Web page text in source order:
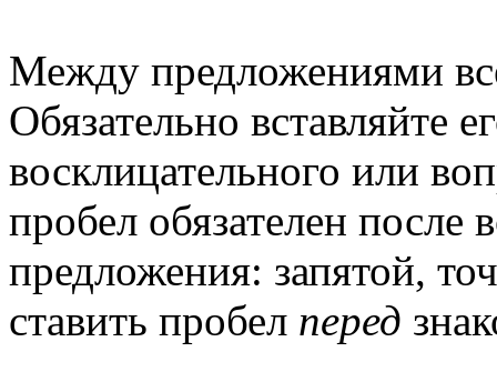
Между предложениями
Обязательно вставляйте
восклицательного или
пробел обязателен после
предложения: запятой,
ставить пробел перед